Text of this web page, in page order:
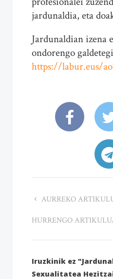
jardunaldia, eta
Jardunaldian izena
ondorengo
https://labur.eus/
AURREKO
HURRENGO
Iruzkinik ez
Sexualitatea